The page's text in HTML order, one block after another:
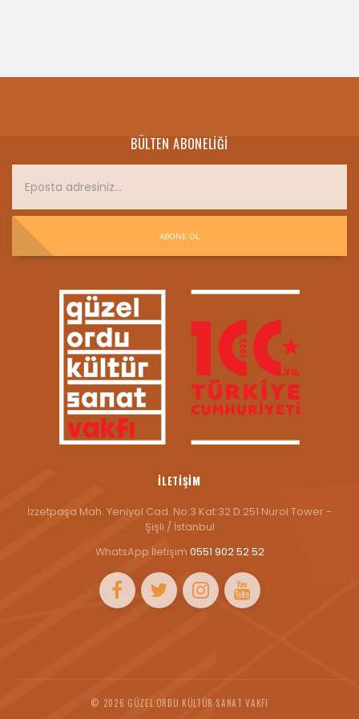
BÜLTEN ABONELIĞI
ABONE OL
İLETIŞIM
İzzetpaşa Mah. Yeniyol Cad. No:3 Kat:32 D:251 Nurol Tower -
Şişli / İstanbul
WhatsApp İletişim 0551 902 52 52
© 2026 GÜZEL ORDU KÜLTÜR SANAT VAKFI